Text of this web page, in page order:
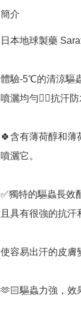
簡介
日本地球製藥
體驗-5℃的清涼驅
噴灑均勻👍🏻抗汗
🍀含有薄荷醇和薄
噴灑它。
✅️獨特的驅蟲長效
且具有很強的抗汗
使容易出汗的皮膚
🫶🏻驅蟲力強，效